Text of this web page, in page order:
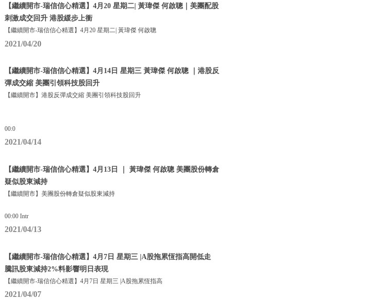
【繼續開市-瑞信信心精選】4月20 星期二| 黃瑋傑 何啟聰｜美團配股
刺激成交回升 港股緩步上衝
【繼續開市-瑞信信心精選】4月20 星期二| 黃瑋傑 何啟聰
2021/04/20
【繼續開市-瑞信信心精選】4月14日 星期三 黃瑋傑 何啟聰 ｜港股反
彈成交縮 美團引領科技股回升
【繼續開市】港股反彈成交縮 美團引領科技股回升
00:0
2021/04/14
【繼續開市-瑞信信心精選】4月13日 ｜ 黃瑋傑 何啟聰 美團股份轉倉
疑似股東減持
【繼續開市】美團股份轉倉疑似股東減持
00:00 Intr
2021/04/13
【繼續開市-瑞信信心精選】4月7日 星期三 |A股拖累恆指高開低走
騰訊股東減持2%料影響明日表現
【繼續開市-瑞信信心精選】4月7日 星期三 |A股拖累恆指高
2021/04/07